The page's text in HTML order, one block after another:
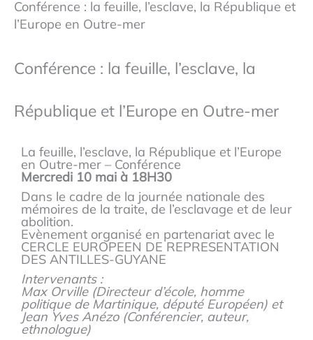
Conférence : la feuille, l’esclave, la République et
l’Europe en Outre-mer
Conférence : la feuille, l’esclave, la
République et l’Europe en Outre-mer
La feuille, l’esclave, la République et l’Europe
en Outre-mer – Conférence
Mercredi 10 mai à 18H30
Dans le cadre de la journée nationale des
mémoires de la traite, de l’esclavage et de leur
abolition.
Evènement organisé en partenariat avec le
CERCLE EUROPEEN DE REPRESENTATION
DES ANTILLES-GUYANE
Intervenants :
Max Orville (Directeur d’école, homme
politique de Martinique, député Européen) et
Jean Yves Anézo (Conférencier, auteur,
ethnologue)